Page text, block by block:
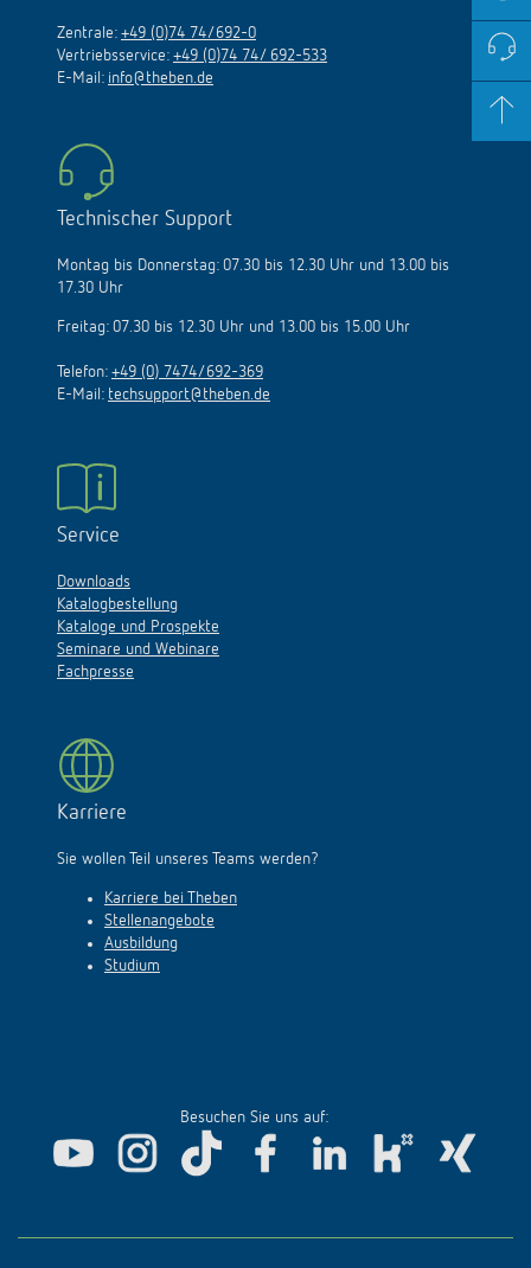
Zentrale: +49 (0)74 74/692-0
Vertriebsservice: +49 (0)74 74/ 692-533
E-Mail: info@theben.de
Technischer Support
Montag bis Donnerstag: 07.30 bis 12.30 Uhr und 13.00 bis
17.30 Uhr
Freitag: 07.30 bis 12.30 Uhr und 13.00 bis 15.00 Uhr
Telefon: +49 (0) 7474/692-369
E-Mail: techsupport@theben.de
Service
Downloads
Katalogbestellung
Kataloge und Prospekte
Seminare und Webinare
Fachpresse
Karriere
Sie wollen Teil unseres Teams werden?
Karriere bei Theben
Stellenangebote
Ausbildung
Studium
Besuchen Sie uns auf: